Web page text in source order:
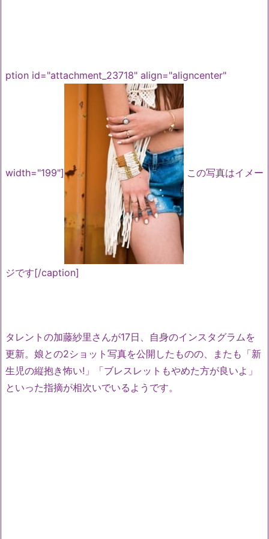
ption id="attachment_23718" align="aligncenter"
width="199"] この写真はイメー
ジです[/caption]
タレントの加藤紗里さんが17日、自身のインスタグラムを
更新。娘との2ショット写真を公開したものの、またも「新
生児の縦抱き怖い!」「ブレスレットもやめた方が良いよ」
といった指摘が相次いでいるようです。